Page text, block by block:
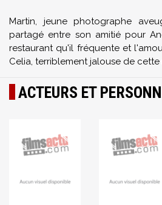
Martin, jeune photographe
partagé entre son amitié pour
restaurant qu'il fréquente et
Celia, terriblement jalouse de
ACTEURS ET